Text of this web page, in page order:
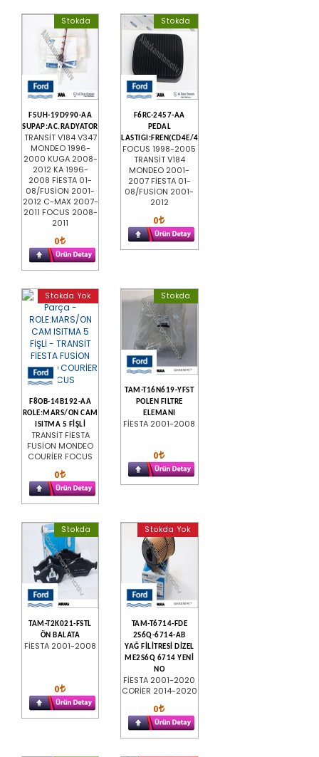
Stokda
F5UH-19D990-AA
SUPAP:AC.RADYATORU,IKLIMLEME
TRANSİT V184 V347
MONDEO 1996-
2000 KUGA 2008-
2012 KA 1996-
2008 FİESTA 01-
08/FUSİON 2001-
2012 C-MAX 2007-
2011 FOCUS 2008-
2011
0
Stokda
F6RC-2457-AA
PEDAL
LASTIGI:FREN(CD4E/4F27E)
FOCUS 1998-2005
TRANSİT V184
MONDEO 2001-
2007 FİESTA 01-
08/FUSİON 2001-
2012
0
Stokda Yok
F8OB-14B192-AA
ROLE:MARS/ON CAM
ISITMA 5 FİŞLİ
TRANSİT FİESTA
FUSİON MONDEO
COURİER FOCUS
0
Stokda
TAM-T16N619-YFST
POLEN FILTRE
ELEMANI
FİESTA 2001-2008
0
Stokda
TAM-T2K021-FSTL
ÖN BALATA
FİESTA 2001-2008
0
Stokda Yok
TAM-T6714-FDE
2S6Q-6714-AB
YAĞ FİLİTRESİ DİZEL
ME2S6Q 6714 YENİ
NO
FİESTA 2001-2020
CORİER 2014-2020
0